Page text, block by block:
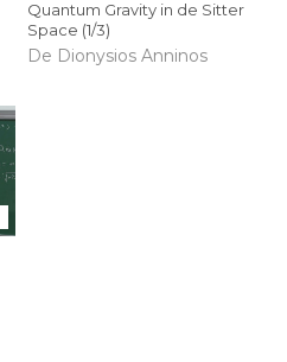
Quantum Gravity in de Sitter
Space (1/3)
De Dionysios Anninos